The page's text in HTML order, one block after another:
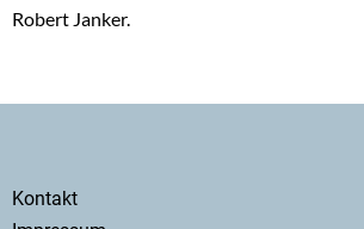
Robert Janker.
Secondary
Kontakt